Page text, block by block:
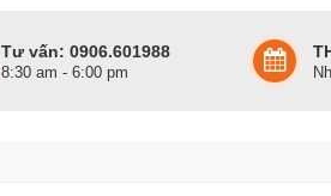
Tư vấn: 0906.601988
8:30 am - 6:00 pm